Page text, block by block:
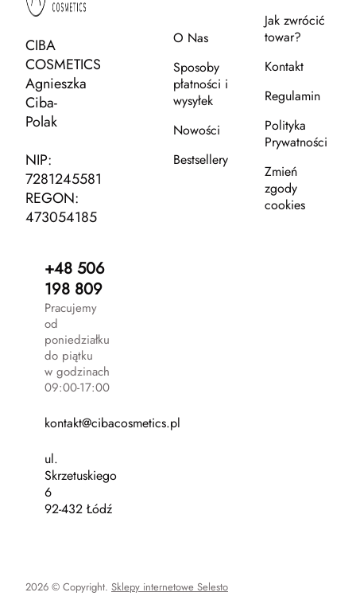
CIBA
COSMETICS
Agnieszka
Ciba-
Polak
NIP:
7281245581
REGON:
473054185
+48 506
198 809
Pracujemy
od
poniedziałku
do piątku
w godzinach
09:00-17:00
kontakt@cibacosmetics.pl
ul.
Skrzetuskiego
6
92-432 Łódź
O Nas
Sposoby
płatności i
wysyłek
Nowości
Bestsellery
Jak zwrócić
towar?
Kontakt
Regulamin
Polityka
Prywatności
Zmień
zgody
cookies
2026 © Copyright. Sklepy internetowe Selesto